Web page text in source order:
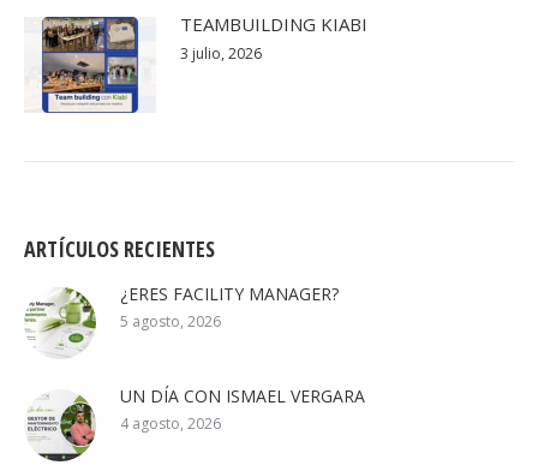
TEAMBUILDING KIABI
3 julio, 2026
ARTÍCULOS RECIENTES
¿ERES FACILITY MANAGER?
5 agosto, 2026
UN DÍA CON ISMAEL VERGARA
4 agosto, 2026